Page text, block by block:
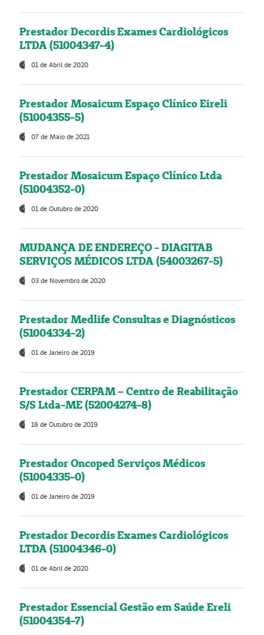
Prestador Decordis Exames Cardiológicos
LTDA (51004347-4)
01 de Abril de 2020
Prestador Mosaicum Espaço Clínico Eireli
(51004355-5)
07 de Maio de 2021
Prestador Mosaicum Espaço Clínico Ltda
(51004352-0)
01 de Outubro de 2020
MUDANÇA DE ENDEREÇO - DIAGITAB
SERVIÇOS MÉDICOS LTDA (54003267-5)
03 de Novembro de 2020
Prestador Medlife Consultas e Diagnósticos
(51004334-2)
01 de Janeiro de 2019
Prestador CERPAM – Centro de Reabilitação
S/S Ltda-ME (52004274-8)
18 de Outubro de 2019
Prestador Oncoped Serviços Médicos
(51004335-0)
01 de Janeiro de 2019
Prestador Decordis Exames Cardiológicos
LTDA (51004346-0)
01 de Abril de 2020
Prestador Essencial Gestão em Saúde Ereli
(51004354-7)